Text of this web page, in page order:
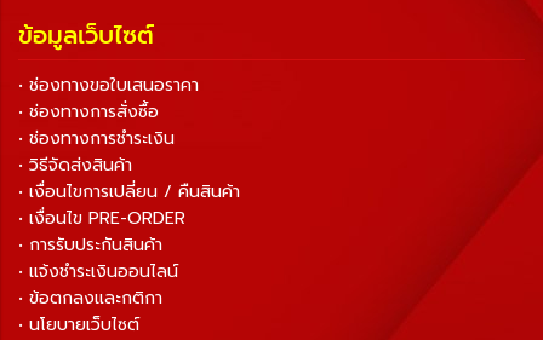
ข้อมูลเว็บไซต์
• ช่องทางขอใบเสนอราคา
• ช่องทางการสั่งซื้อ
• ช่องทางการชำระเงิน
• วิธีจัดส่งสินค้า
• เงื่อนไขการเปลี่ยน / คืนสินค้า
• เงื่อนไข PRE-ORDER
• การรับประกันสินค้า
• แจ้งชำระเงินออนไลน์
• ข้อตกลงและกติกา
• นโยบายเว็บไซต์